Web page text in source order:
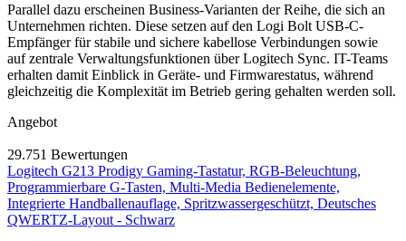
Parallel dazu erscheinen Business-Varianten der Reihe, die sich an
Unternehmen richten. Diese setzen auf den Logi Bolt USB-C-
Empfänger für stabile und sichere kabellose Verbindungen sowie
auf zentrale Verwaltungsfunktionen über Logitech Sync. IT-Teams
erhalten damit Einblick in Geräte- und Firmwarestatus, während
gleichzeitig die Komplexität im Betrieb gering gehalten werden soll.
Angebot
29.751 Bewertungen
Logitech G213 Prodigy Gaming-Tastatur, RGB-Beleuchtung,
Programmierbare G-Tasten, Multi-Media Bedienelemente,
Integrierte Handballenauflage, Spritzwassergeschützt, Deutsches
QWERTZ-Layout - Schwarz